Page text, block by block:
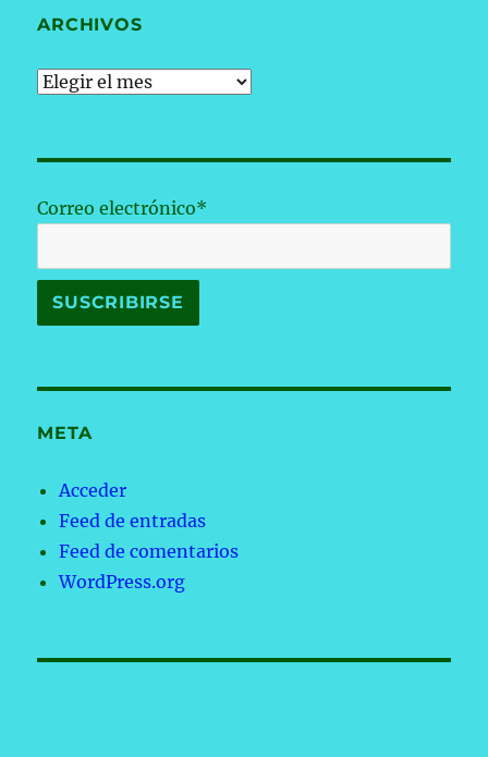
ARCHIVOS
Archivos
Correo electrónico*
META
Acceder
Feed de entradas
Feed de comentarios
WordPress.org